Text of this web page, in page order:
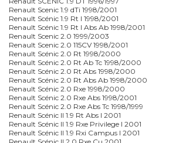
Renault Scenic 1.9 dTi 1998/2001
Renault Scénic 1.9 Rt I 1998/2001
Renault Scénic 1.9 Rt I Abs Ab 1998/2001
Renault Scenic 2.0 1999/2003
Renault Scenic 2.0 115CV 1998/2001
Renault Scénic 2.0 Rt 1998/2000
Renault Scénic 2.0 Rt Ab Tc 1998/2000
Renault Scénic 2.0 Rt Abs 1998/2000
Renault Scénic 2.0 Rt Abs Ab 1998/2000
Renault Scénic 2.0 Rxe 1998/2000
Renault Scénic 2.0 Rxe Abs 1998/2001
Renault Scénic 2.0 Rxe Abs Tc 1998/1999
Renault Scénic II 1.9 Rt Abs I 2001
Renault Scénic II 1.9 Rxe Privilege I 2001
Renault Scénic II 1.9 Rxi Campus I 2001